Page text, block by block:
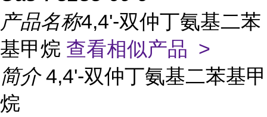
产品名称4,4'-双仲丁氨基二苯
基甲烷 查看相似产品 >
简介 4,4'-双仲丁氨基二苯基甲
烷